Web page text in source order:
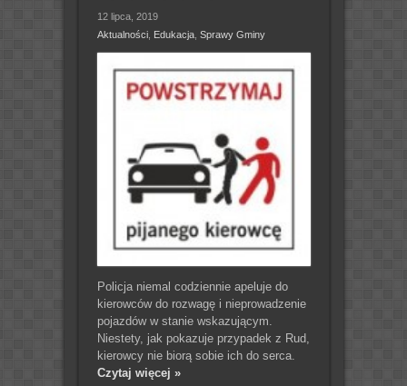
12 lipca, 2019
Aktualności, Edukacja, Sprawy Gminy
Policja niemal codziennie apeluje do
kierowców do rozwagę i nieprowadzenie
pojazdów w stanie wskazującym.
Niestety, jak pokazuje przypadek z Rud,
kierowcy nie biorą sobie ich do serca.
Czytaj więcej »